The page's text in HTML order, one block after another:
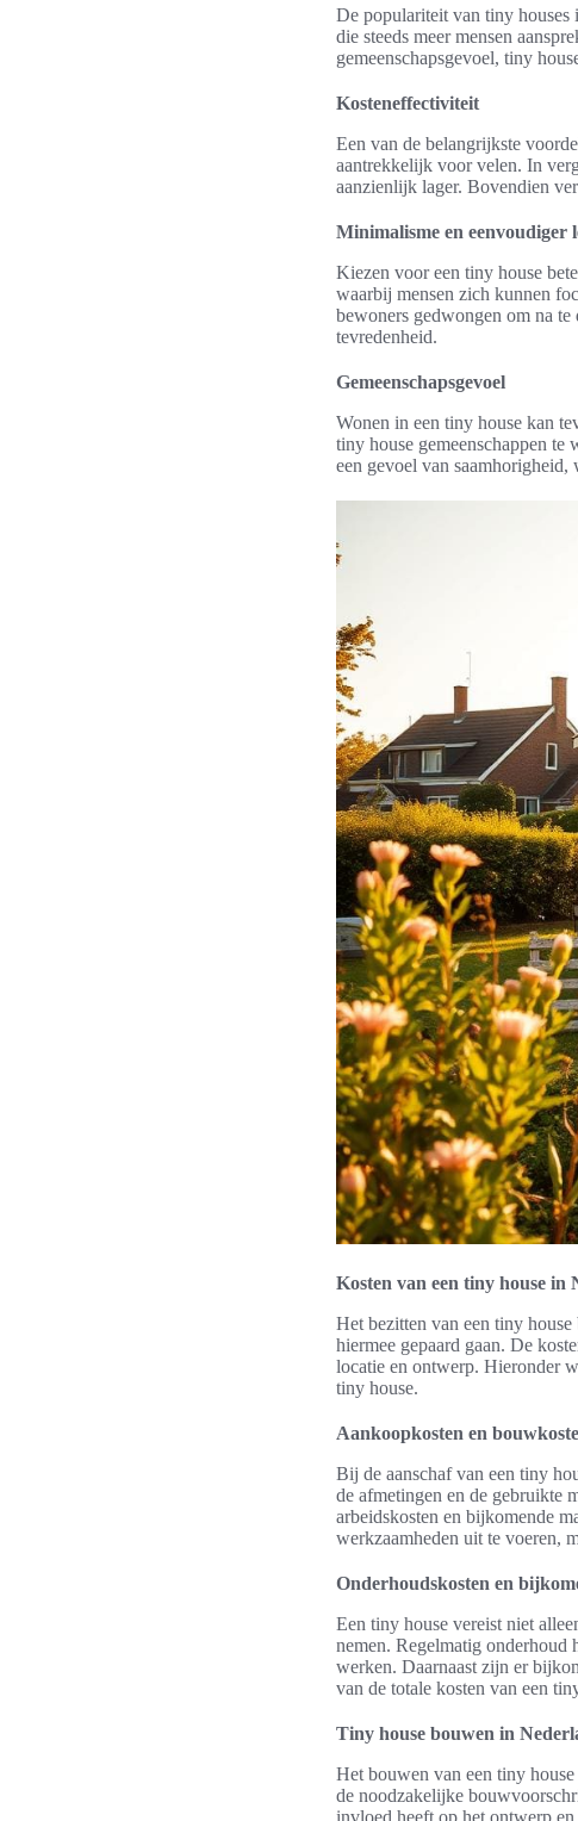
De populariteit van tiny houses
die steeds meer mensen
gemeenschapsgevoel, tiny
Kosteneffectiviteit
Een van de belangrijkste
aantrekkelijk voor velen. In
aanzienlijk lager. Bovendien
Minimalisme en eenvoudiger
Kiezen voor een tiny house
waarbij mensen zich kunnen
bewoners gedwongen om na
tevredenheid.
Gemeenschapsgevoel
Wonen in een tiny house kan
tiny house gemeenschappen te
een gevoel van
Kosten van een tiny house in
Het bezitten van een tiny
hiermee gepaard gaan. De
locatie en ontwerp. Hieronder
tiny house.
Aankoopkosten en
Bij de aanschaf van een tiny
de afmetingen en de gebruikte
arbeidskosten en bijkomende
werkzaamheden uit te voeren,
Onderhoudskosten en
Een tiny house vereist niet
nemen. Regelmatig onderhoud
werken. Daarnaast zijn er
van de totale kosten van een
Tiny house bouwen in
Het bouwen van een tiny
de noodzakelijke
invloed heeft op het ontwerp en